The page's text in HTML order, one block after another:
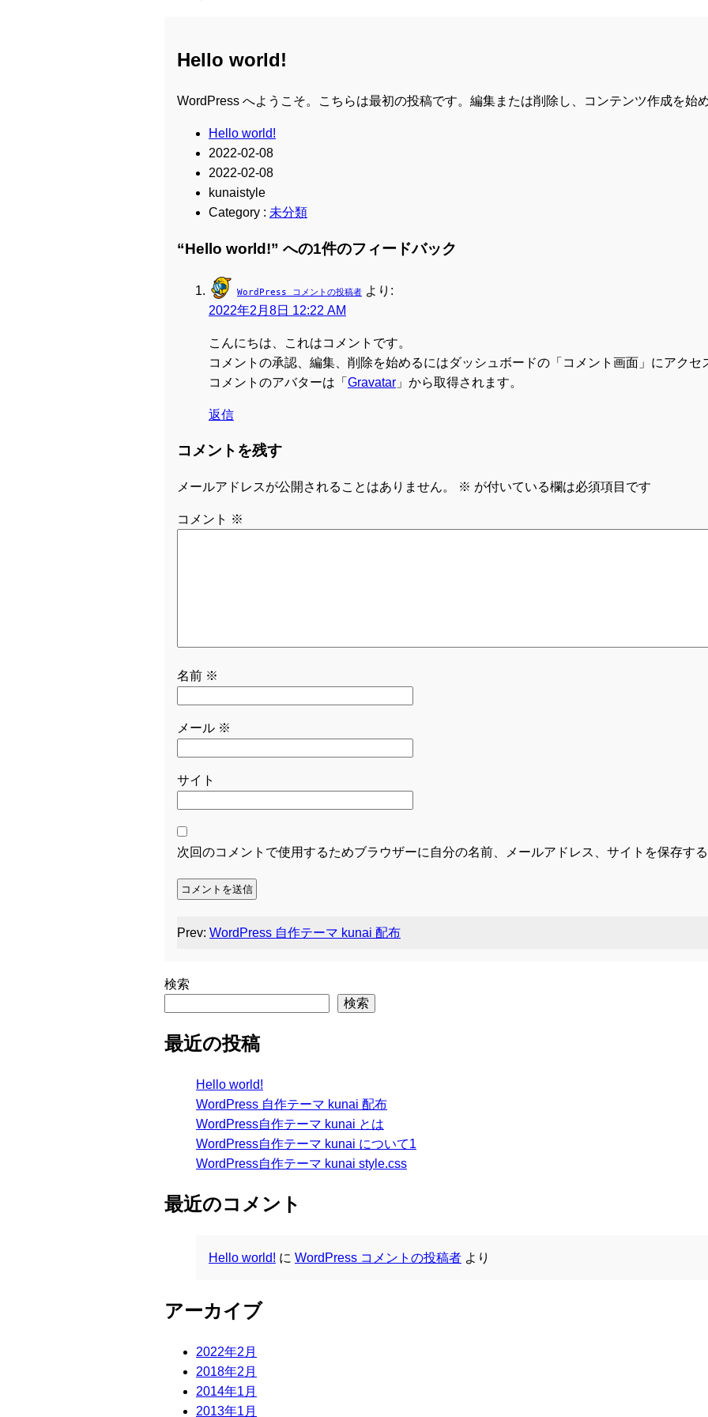
Hello world!
WordPress へようこそ。こちらは最初の投稿です。編集または削除し、コンテンツ作成を始
Hello world!
2022-02-08
2022-02-08
kunaistyle
Category : 未分類
“Hello world!” への1件のフィードバック
WordPress コメントの投稿者 より:
2022年2月8日 12:22 AM
こんにちは、これはコメントです。
コメントの承認、編集、削除を始めるにはダッシュボードの「コメント画面」にアクセ
コメントのアバターは「 Gravatar 」から取得されます。
返信
コメントを残す
メールアドレスが公開されることはありません。 ※ が付いている欄は必須項目です
コメント ※
名前 ※
メール ※
サイト
次回のコメントで使用するためブラウザーに自分の名前、メールアドレス、サイトを保存す
Prev: WordPress 自作テーマ kunai 配布
検索
検索
最近の投稿
Hello world!
WordPress 自作テーマ kunai 配布
WordPress自作テーマ kunai とは
WordPress自作テーマ kunai について1
WordPress自作テーマ kunai style.css
最近のコメント
Hello world! に WordPress コメントの投稿者 より
アーカイブ
2022年2月
2018年2月
2014年1月
2013年1月